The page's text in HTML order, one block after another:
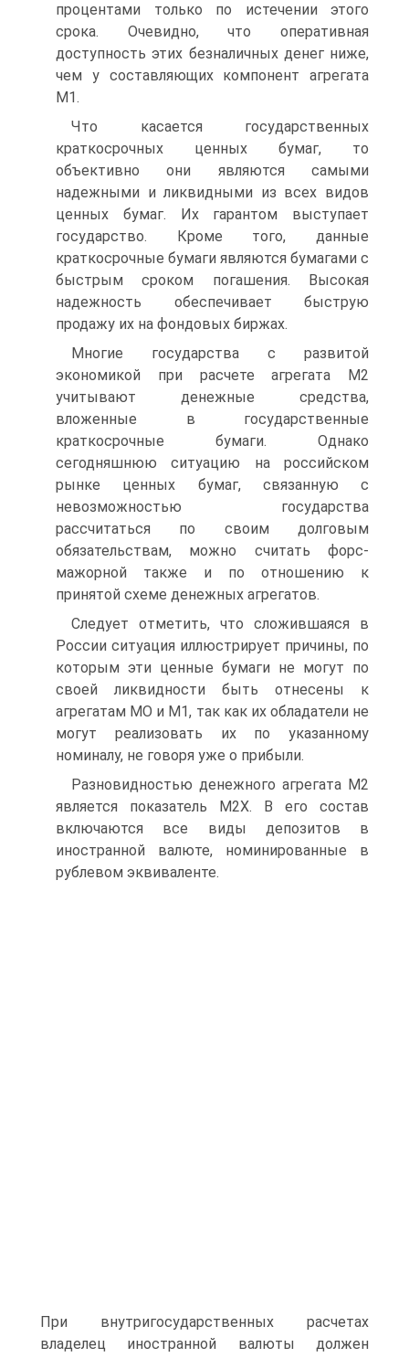
процентами только по истечении этого
срока. Очевидно, что оперативная
доступность этих безналичных денег ниже,
чем у составляющих компонент агрегата
М1.
Что касается государственных
краткосрочных ценных бумаг, то
объективно они являются самыми
надежными и ликвидными из всех видов
ценных бумаг. Их гарантом выступает
государство. Кроме того, данные
краткосрочные бумаги являются бумагами с
быстрым сроком погашения. Высокая
надежность обеспечивает быструю
продажу их на фондовых биржах.
Многие государства с развитой
экономикой при расчете агрегата М2
учитывают денежные средства,
вложенные в государственные
краткосрочные бумаги. Однако
сегодняшнюю ситуацию на российском
рынке ценных бумаг, связанную с
невозможностью государства
рассчитаться по своим долговым
обязательствам, можно считать форс-
мажорной также и по отношению к
принятой схеме денежных агрегатов.
Следует отметить, что сложившаяся в
России ситуация иллюстрирует причины, по
которым эти ценные бумаги не могут по
своей ликвидности быть отнесены к
агрегатам МО и М1, так как их обладатели не
могут реализовать их по указанному
номиналу, не говоря уже о прибыли.
Разновидностью денежного агрегата М2
является показатель М2Х. В его состав
включаются все виды депозитов в
иностранной валюте, номинированные в
рублевом эквиваленте.
При внутригосударственных расчетах
владелец иностранной валюты должен